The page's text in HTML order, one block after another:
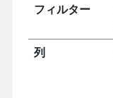
フィルター
列